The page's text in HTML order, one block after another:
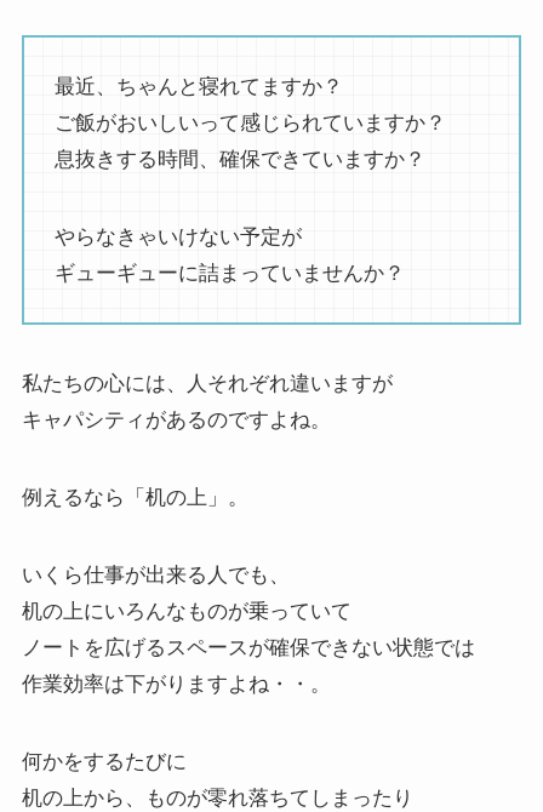
最近、ちゃんと寝れてますか？
ご飯がおいしいって感じられていますか？
息抜きする時間、確保できていますか？
やらなきゃいけない予定が
ギューギューに詰まっていませんか？
私たちの心には、人それぞれ違いますが
キャパシティがあるのですよね。
例えるなら「机の上」。
いくら仕事が出来る人でも、
机の上にいろんなものが乗っていて
ノートを広げるスペースが確保できない状態では
作業効率は下がりますよね・・。
何かをするたびに
机の上から、ものが零れ落ちてしまったり